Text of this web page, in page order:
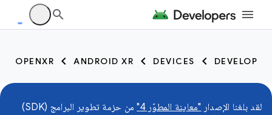
DEVELOP
DEVICES
ANDROID XR
OPENXR
لقد بلغنا الإصدار "معاينة المطوّر 4"
من حزمة تطوير البرامج (SDK)